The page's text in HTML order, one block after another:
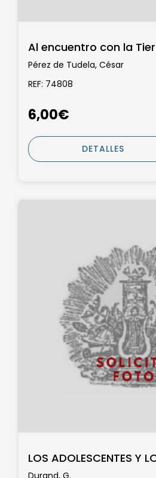
Al encuentro con la
Pérez de Tudela, César
REF: 74808
6,00€
DETALLES
LOS ADOLESCENTES Y